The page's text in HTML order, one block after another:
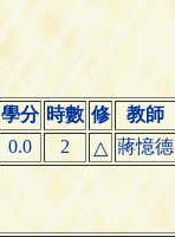
學分 時數 修 教師
0.0 2 △ 蔣憶德